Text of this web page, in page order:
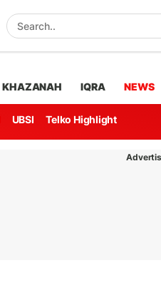
KHAZANAH IQRA NEWS
UBSI Telko Highlight